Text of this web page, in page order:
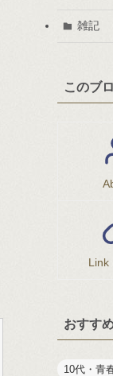
雑記
このブ
Link
おすす
10代・青